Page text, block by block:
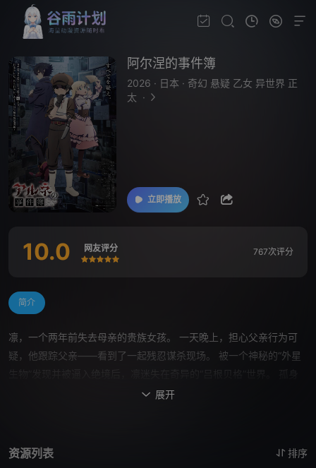
阿尔涅的事件簿
2026 · 日本 · 奇幻 悬疑 乙女 异世界 正
太 ·
立即播放
10.0 网友评分
很差较差还行
推荐
力荐
767次评分
简介
凛，一个两年前失去母亲的贵族女孩。 一天晚上，担心父亲行为可
疑，他跟踪父亲——看到了一起残忍谋杀现场。 被一个神秘的“外星
一人被困在一个陌生的世界里，凛发现了一名“传说中的吸血鬼”在棺
个本该生活在永远不会相遇的世界的人，携手解开了这血腥的谜团。
 展开
资源列表 排序